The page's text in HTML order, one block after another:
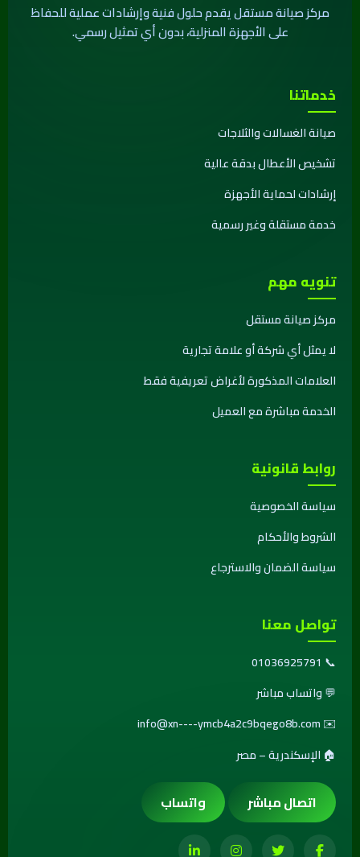
مركز صيانة مستقل يقدم حلول فنية وإرشادات عملية للحفاظ
على الأجهزة المنزلية، بدون أي تمثيل رسمي.
خدماتنا
صيانة الغسالات والثلاجات
تشخيص الأعطال بدقة عالية
إرشادات لحماية الأجهزة
خدمة مستقلة وغير رسمية
تنويه مهم
مركز صيانة مستقل
لا يمثل أي شركة أو علامة تجارية
العلامات المذكورة لأغراض تعريفية فقط
الخدمة مباشرة مع العميل
روابط قانونية
سياسة الخصوصية
الشروط والأحكام
سياسة الضمان والاسترجاع
تواصل معنا
📞
01036925791
💬واتساب مباشر
✉️
info@xn----ymcb4a2c9bqego8b.com
🏠 الإسكندرية – مصر
اتصال مباشر واتساب